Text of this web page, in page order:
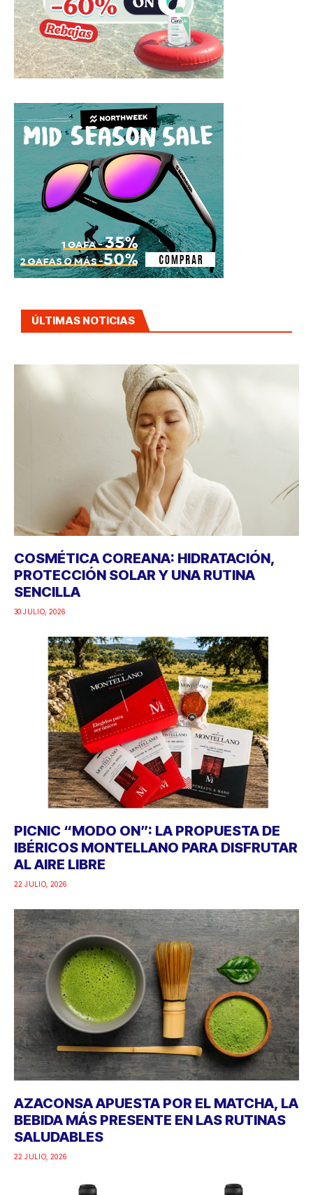
ÚLTIMAS NOTICIAS
COSMÉTICA COREANA: HIDRATACIÓN,
PROTECCIÓN SOLAR Y UNA RUTINA
SENCILLA
30 JULIO, 2026
PICNIC “MODO ON”: LA PROPUESTA DE
IBÉRICOS MONTELLANO PARA DISFRUTAR
AL AIRE LIBRE
22 JULIO, 2026
AZACONSA APUESTA POR EL MATCHA, LA
BEBIDA MÁS PRESENTE EN LAS RUTINAS
SALUDABLES
22 JULIO, 2026